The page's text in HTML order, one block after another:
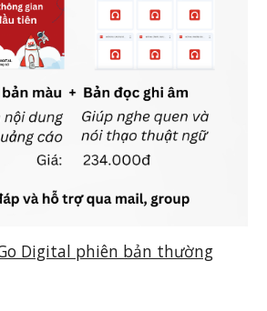
Digital phiên bản thường